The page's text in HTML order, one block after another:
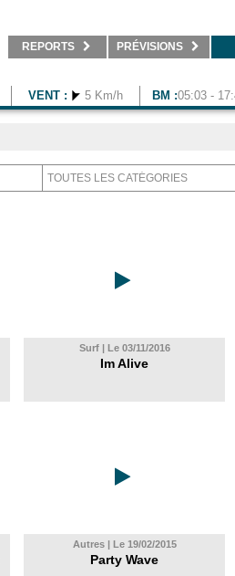
REPORTS PRÉVISIONS
VENT : 5 Km/h BM :05:03 -
Surf | Le 03/11/2016
Im Alive
Autres | Le 19/02/2015
Party Wave